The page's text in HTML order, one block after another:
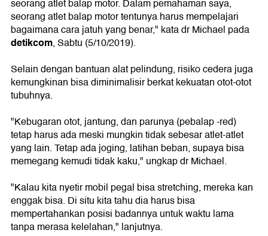
seorang atlet balap motor. Dalam pemahaman saya,
seorang atlet balap motor tentunya harus mempelajari
bagaimana cara jatuh yang benar," kata dr Michael pada
detikcom, Sabtu (5/10/2019).
Selain dengan bantuan alat pelindung, risiko cedera juga
kemungkinan bisa diminimalisir berkat kekuatan otot-otot
tubuhnya.
"Kebugaran otot, jantung, dan parunya (pebalap -red)
tetap harus ada meski mungkin tidak sebesar atlet-atlet
yang lain. Tetap ada joging, latihan beban, supaya bisa
memegang kemudi tidak kaku," ungkap dr Michael.
"Kalau kita nyetir mobil pegal bisa stretching, mereka kan
enggak bisa. Di situ kita tahu dia harus bisa
mempertahankan posisi badannya untuk waktu lama
tanpa merasa kelelahan," lanjutnya.